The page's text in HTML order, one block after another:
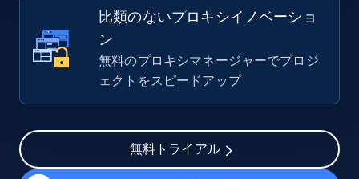
比類のないプロキシイノベーショ
ン
無料のプロキシマネージャーでプロジ
ェクトをスピードアップ
無料トライアル